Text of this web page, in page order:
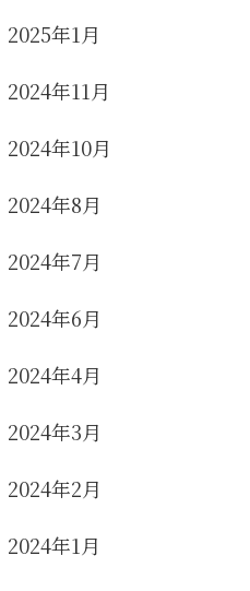
2025年1月
2024年11月
2024年10月
2024年8月
2024年7月
2024年6月
2024年4月
2024年3月
2024年2月
2024年1月